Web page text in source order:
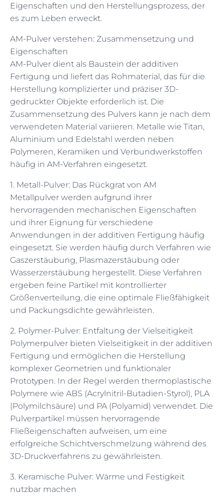
Eigenschaften und den Herstellungsprozess, der
es zum Leben erweckt.
AM-Pulver verstehen: Zusammensetzung und
Eigenschaften
AM-Pulver dient als Baustein der additiven
Fertigung und liefert das Rohmaterial, das für die
Herstellung komplizierter und präziser 3D-
gedruckter Objekte erforderlich ist. Die
Zusammensetzung des Pulvers kann je nach dem
verwendeten Material variieren. Metalle wie Titan,
Aluminium und Edelstahl werden neben
Polymeren, Keramiken und Verbundwerkstoffen
häufig in AM-Verfahren eingesetzt.
1. Metall-Pulver: Das Rückgrat von AM
Metallpulver werden aufgrund ihrer
hervorragenden mechanischen Eigenschaften
und ihrer Eignung für verschiedene
Anwendungen in der additiven Fertigung häufig
eingesetzt. Sie werden häufig durch Verfahren wie
Gaszerstäubung, Plasmazerstäubung oder
Wasserzerstäubung hergestellt. Diese Verfahren
ergeben feine Partikel mit kontrollierter
Größenverteilung, die eine optimale Fließfähigkeit
und Packungsdichte gewährleisten.
2. Polymer-Pulver: Entfaltung der Vielseitigkeit
Polymerpulver bieten Vielseitigkeit in der additiven
Fertigung und ermöglichen die Herstellung
komplexer Geometrien und funktionaler
Prototypen. In der Regel werden thermoplastische
Polymere wie ABS (Acrylnitril-Butadien-Styrol), PLA
(Polymilchsäure) und PA (Polyamid) verwendet. Die
Pulverpartikel müssen hervorragende
Fließeigenschaften aufweisen, um eine
erfolgreiche Schichtverschmelzung während des
3D-Druckverfahrens zu gewährleisten.
3. Keramische Pulver: Wärme und Festigkeit
nutzbar machen